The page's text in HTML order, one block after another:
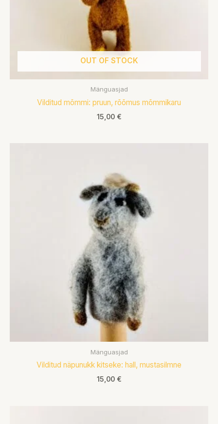
OUT OF STOCK
Mänguasjad
Vilditud mõmmi: pruun, rõõmus mõmmikaru
15,00 €
Mänguasjad
Vilditud näpunukk kitseke: hall, mustasilmne
15,00 €